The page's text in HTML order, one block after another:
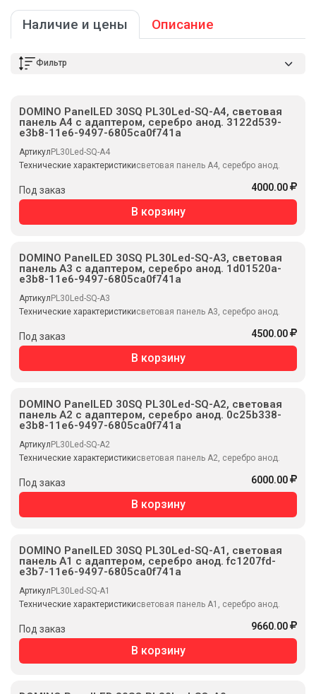
Наличие и цены Описание
Фильтр
DOMINO PanelLED 30SQ PL30Led-SQ-A4, световая
панель А4 с адаптером, серебро анод. 3122d539-
e3b8-11e6-9497-6805ca0f741a
Артикул PL30Led-SQ-A4
Технические характеристикисветовая панель А4, серебро анод.
Под заказ 4000.00
В корзину
DOMINO PanelLED 30SQ PL30Led-SQ-A3, световая
панель А3 с адаптером, серебро анод. 1d01520a-
e3b8-11e6-9497-6805ca0f741a
Артикул PL30Led-SQ-A3
Технические характеристикисветовая панель А3, серебро анод.
Под заказ 4500.00
В корзину
DOMINO PanelLED 30SQ PL30Led-SQ-A2, световая
панель А2 с адаптером, серебро анод. 0c25b338-
e3b8-11e6-9497-6805ca0f741a
Артикул PL30Led-SQ-A2
Технические характеристикисветовая панель А2, серебро анод.
Под заказ 6000.00
В корзину
DOMINO PanelLED 30SQ PL30Led-SQ-A1, световая
панель А1 с адаптером, серебро анод. fc1207fd-
e3b7-11e6-9497-6805ca0f741a
Артикул PL30Led-SQ-A1
Технические характеристикисветовая панель А1, серебро анод.
Под заказ 9660.00
В корзину